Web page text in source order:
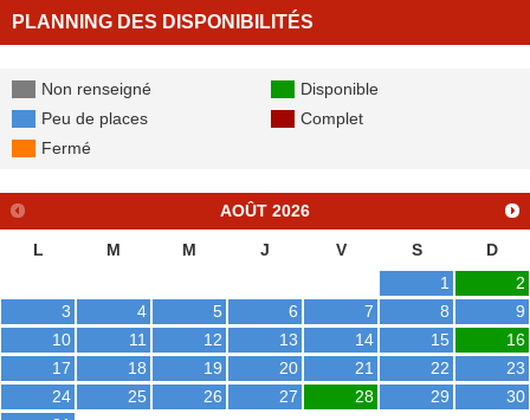
PLANNING DES DISPONIBILITÉS
Non renseigné
Disponible
Peu de places
Complet
Fermé
AOÛT 2026
L M M J V S
D
1
2
3
4 5 6 7 8
9
10
11 12 13 14 15
16
17
18 19 20 21 22
23
24
25 26 27 28 29
30